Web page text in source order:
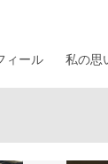
ィール 私の思